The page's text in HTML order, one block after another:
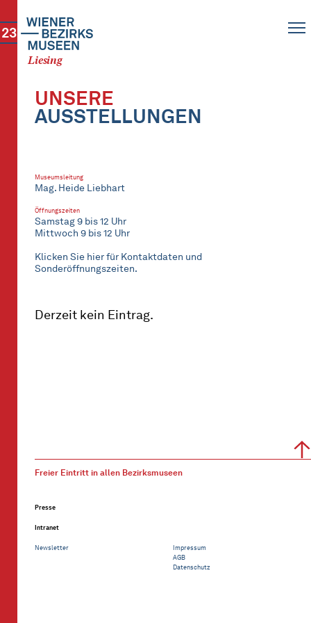
Liesing
23
UNSERE
AUSSTELLUNGEN
Museumsleitung
Mag. Heide Liebhart
Öffnungszeiten
Samstag 9 bis 12 Uhr
Mittwoch 9 bis 12 Uhr
Klicken Sie hier für Kontaktdaten und
Sonderöffnungszeiten.
Derzeit kein Eintrag.
Freier Eintritt in allen Bezirksmuseen
Presse
Intranet
Newsletter
Impressum
AGB
Datenschutz